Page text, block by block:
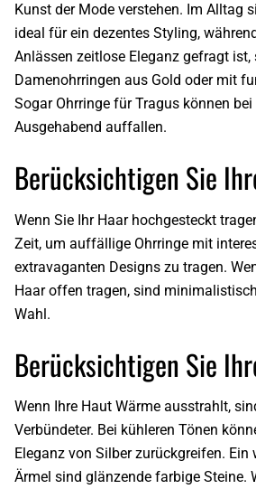
Kunst der Mode verstehen. Im Alltag
ideal für ein dezentes Styling,
Anlässen zeitlose Eleganz gefragt ist,
Damenohrringen aus Gold oder mit
Sogar Ohrringe für Tragus können
Ausgehabend auffallen.
Berücksichtigen Sie
Wenn Sie Ihr Haar hochgesteckt
Zeit, um auffällige Ohrringe mit
extravaganten Designs zu tragen.
Haar offen tragen, sind
Wahl.
Berücksichtigen Sie
Wenn Ihre Haut Wärme ausstrahlt,
Verbündeter. Bei kühleren Tönen
Eleganz von Silber zurückgreifen. Ein
Ärmel sind glänzende farbige Steine.